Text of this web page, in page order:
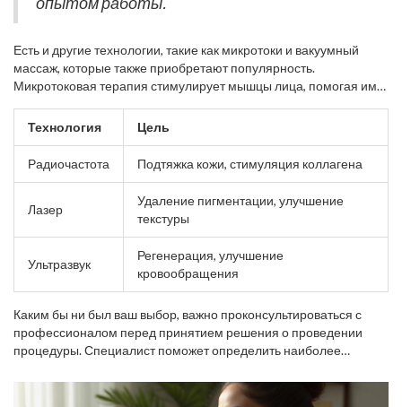
Есть и другие технологии, такие как микротоки и вакуумный
массаж, которые также приобретают популярность.
Микротоковая терапия стимулирует мышцы лица, помогая им
лимфодренаж и циркуляцию крови, что способствует
уменьшению отёков и улучшению текстуры кожи. Таблица ниже
демонстрирует популярные технологии и их целевое
воздействие:
Технология Цель
Радиочастота Подтяжка кожи, стимуляция коллагена
Лазер
Удаление пигментации, улучшение
текстуры
Ультразвук
Регенерация, улучшение
кровообращения
Каким бы ни был ваш выбор, важно проконсультироваться с
профессионалом перед принятием решения о проведении
процедуры. Специалист поможет определить наиболее
желаемого результата. Использование качественных аппаратов